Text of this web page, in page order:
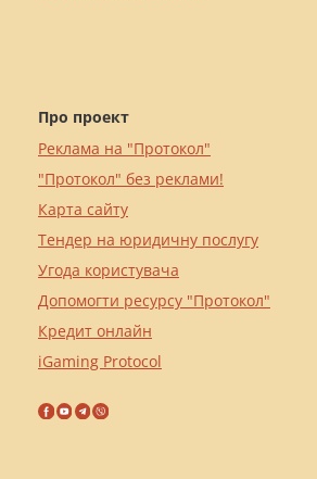
Про проект
Реклама на "Протокол"
"Протокол" без реклами!
Карта сайту
Тендер на юридичну послугу
Угода користувача
Допомогти ресурсу "Протокол"
Кредит онлайн
iGaming Protocol